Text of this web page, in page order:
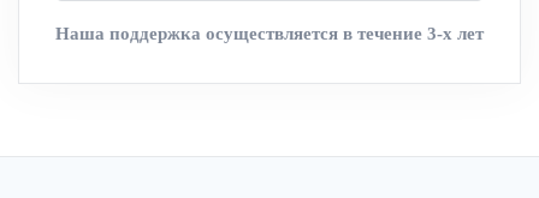
Наша поддержка осуществляется в течение 3-х лет